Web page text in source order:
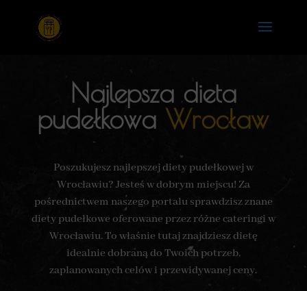
Najlepsza dieta
pudełkowa Wrocław
Poszukujesz najlepszej diety pudełkowej w
Wrocławiu? Jesteś w dobrym miejscu! Za
pośrednictwem naszego portalu sprawdzisz znane
diety pudełkowe oferowane przez różne cateringi w
Wrocławiu. To właśnie tutaj znajdziesz dietę
idealnie dobraną do Twoich potrzeb,
zaplanowanych celów i przewidywanej ceny.